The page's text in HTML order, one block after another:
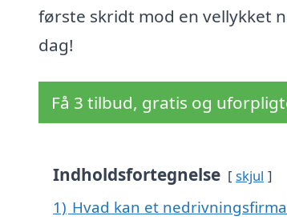
første skridt mod en vellykket
dag!
Få 3 tilbud, gratis og
Indholdsfortegnelse skjul
1) Hvad kan et